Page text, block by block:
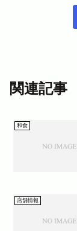
関連記事
和食
店舗情報